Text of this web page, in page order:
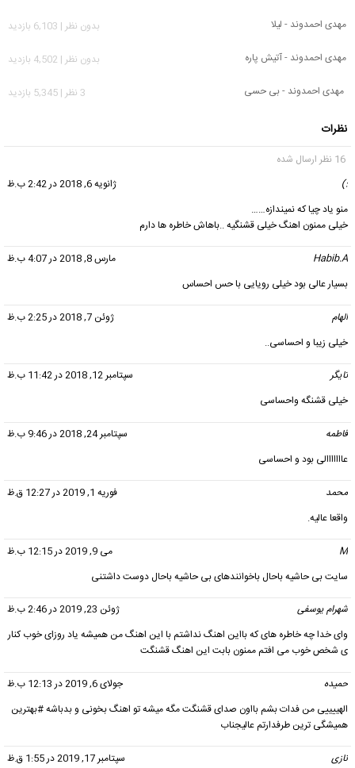
مهدی احمدوند - لیلا
بدون نظر | 6,103 بازدید
مهدی احمدوند - آتیش پاره
بدون نظر | 4,502 بازدید
مهدی احمدوند - بی حسی
3 نظر | 5,345 بازدید
نظرات
16 نظر ارسال شده
:)
ژانویه 6, 2018 در 2:42 ب.ظ
منو یاد چیا که نمیندازه……
خیلی ممنون اهنگ خیلی قشنگیه ..باهاش خاطره ها دارم
Habib.A
مارس 8, 2018 در 4:07 ب.ظ
بسیار عالى بود خیلى رویایی با حس احساس
الهام
ژوئن 7, 2018 در 2:25 ب.ظ
خیلی زیبا و احساسی..
تایگر
سپتامبر 12, 2018 در 11:42 ب.ظ
خیلی قشنگه واحساسی
فاطمه
سپتامبر 24, 2018 در 9:46 ب.ظ
عااااااالی بود و احساسی
محمد
فوریه 1, 2019 در 12:27 ق.ظ
واقعا عالیه.
M
می 9, 2019 در 12:15 ب.ظ
سایت بی حاشیه باحال باخوانندهای بی حاشیه باحال دوست داشتنی
شهرام یوسفی
ژوئن 23, 2019 در 2:46 ب.ظ
وای خدا چه خاطره های که بااین اهنگ نداشتم با این اهنگ من همیشه یاد روزای خوب کنار
ی شخص خوب می افتم ممنون بابت این اهنگ قشنگت
حمیده
جولای 6, 2019 در 12:13 ب.ظ
الهییییی من فدات بشم بااون صدای قشنگت مگه میشه تو اهنگ بخونی و بدباشه #بهترین
همیشگی ترین طرفدارتم عالیجناب
نازی
سپتامبر 17, 2019 در 1:55 ق.ظ